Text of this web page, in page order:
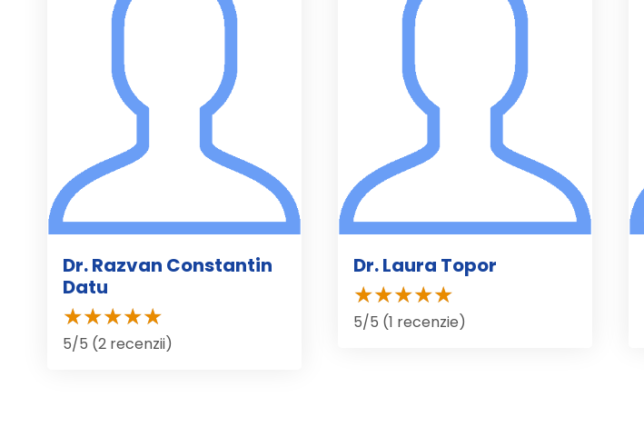
Dr. Razvan Constantin
Datu
5/5 (2 recenzii)
Dr. Laura Topor
5/5 (1 recenzie)